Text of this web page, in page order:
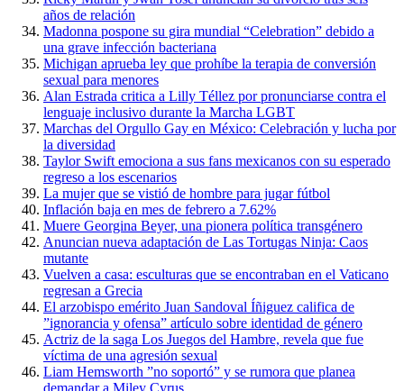
años de relación
Madonna pospone su gira mundial “Celebration” debido a
una grave infección bacteriana
Michigan aprueba ley que prohíbe la terapia de conversión
sexual para menores
Alan Estrada critica a Lilly Téllez por pronunciarse contra el
lenguaje inclusivo durante la Marcha LGBT
Marchas del Orgullo Gay en México: Celebración y lucha por
la diversidad
Taylor Swift emociona a sus fans mexicanos con su esperado
regreso a los escenarios
La mujer que se vistió de hombre para jugar fútbol
Inflación baja en mes de febrero a 7.62%
Muere Georgina Beyer, una pionera política transgénero
Anuncian nueva adaptación de Las Tortugas Ninja: Caos
mutante
Vuelven a casa: esculturas que se encontraban en el Vaticano
regresan a Grecia
El arzobispo emérito Juan Sandoval Íñiguez califica de
”ignorancia y ofensa” artículo sobre identidad de género
Actriz de la saga Los Juegos del Hambre, revela que fue
víctima de una agresión sexual
Liam Hemsworth ”no soportó” y se rumora que planea
demandar a Miley Cyrus